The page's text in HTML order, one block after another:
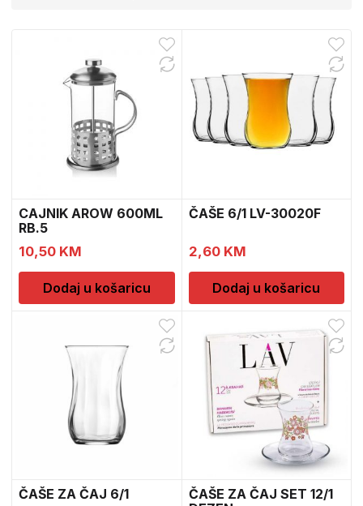
CAJNIK AROW 600ML
RB.5
10,50 KM
Dodaj u košaricu
ČAŠE 6/1 LV-30020F
2,60 KM
Dodaj u košaricu
ČAŠE ZA ČAJ 6/1
ČAŠE ZA ČAJ SET 12/1